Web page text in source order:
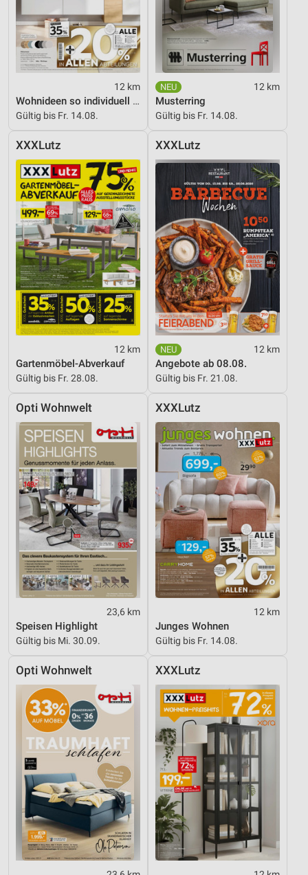
12 km
Wohnideen so individuell wie du!
Gültig bis Fr. 14.08.
12 km
Musterring
Gültig bis Fr. 14.08.
XXXLutz
12 km
Gartenmöbel-Abverkauf
Gültig bis Fr. 28.08.
XXXLutz
12 km
Angebote ab 08.08.
Gültig bis Fr. 21.08.
Opti Wohnwelt
23,6 km
Speisen Highlight
Gültig bis Mi. 30.09.
XXXLutz
12 km
Junges Wohnen
Gültig bis Fr. 14.08.
Opti Wohnwelt XXXLutz